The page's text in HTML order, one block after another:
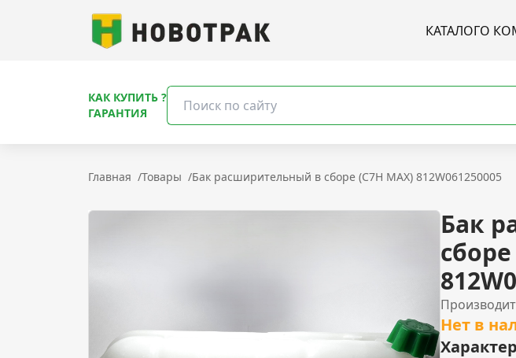
КАТАЛОГО
КАК КУПИТЬ ?
ГАРАНТИЯ
Главная /Товары /Бак расширительный в сборе (C7H MAX) 812W061250005
Бак
Нет в